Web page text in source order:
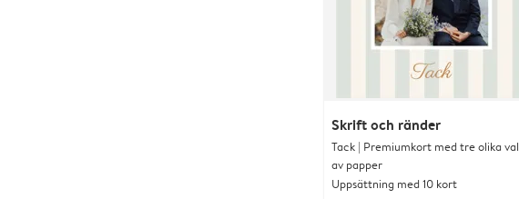
Skrift och ränder
Tack | Premiumkort med tre olika val
av papper
Uppsättning med 10 kort